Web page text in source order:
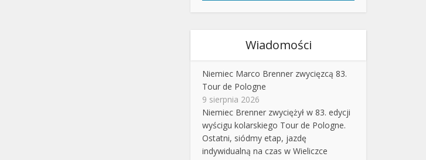
Wiadomości
Niemiec Marco Brenner zwycięzcą 83.
Tour de Pologne
9 sierpnia 2026
Niemiec Brenner zwyciężył w 83. edycji
wyścigu kolarskiego Tour de Pologne.
Ostatni, siódmy etap, jazdę
indywidualną na czas w Wieliczce